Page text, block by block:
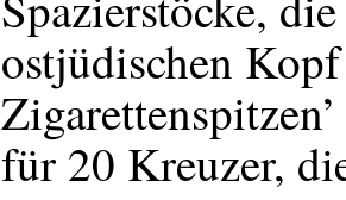
ostjüdischen
für 20 Kreuzer,